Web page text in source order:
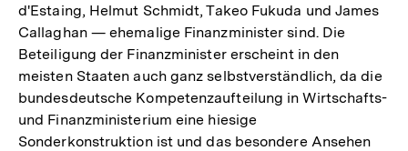
d'Estaing, Helmut Schmidt, Takeo Fukuda und James
Callaghan — ehemalige Finanzminister sind. Die
Beteiligung der Finanzminister erscheint in den
meisten Staaten auch ganz selbstverständlich, da die
bundesdeutsche Kompetenzaufteilung in Wirtschafts-
und Finanzministerium eine hiesige
Sonderkonstruktion ist und das besondere Ansehen